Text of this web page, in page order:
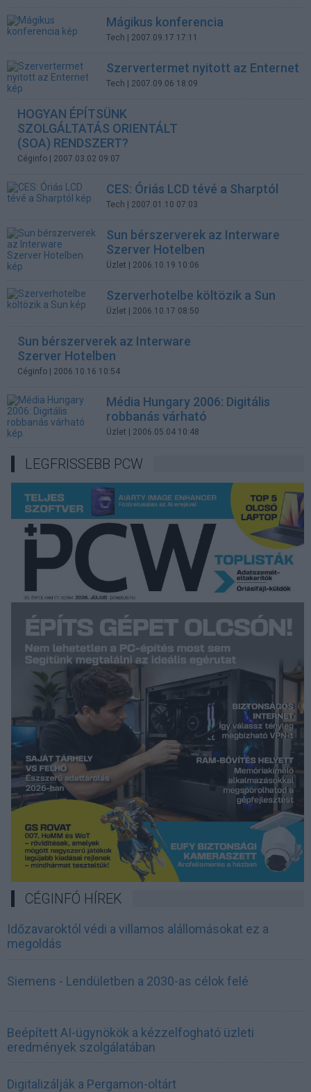
Mágikus konferencia
Tech | 2007.09.17 17:11
Szervertermet nyitott az Enternet
Tech | 2007.09.06 18:09
HOGYAN ÉPÍTSÜNK
SZOLGÁLTATÁS ORIENTÁLT
(SOA) RENDSZERT?
Céginfo | 2007.03.02 09:07
CES: Óriás LCD tévé a Sharptól
Tech | 2007.01.10 07:03
Sun bérszerverek az Interware
Szerver Hotelben
Üzlet | 2006.10.19 10:06
Szerverhotelbe költözik a Sun
Üzlet | 2006.10.17 08:50
Sun bérszerverek az Interware
Szerver Hotelben
Céginfo | 2006.10.16 10:54
Média Hungary 2006: Digitális
robbanás várható
Üzlet | 2006.05.04 10:48
LEGFRISSEBB PCW
CÉGINFÓ HÍREK
Időzavaroktól védi a villamos alállomásokat ez a
megoldás
Siemens - Lendületben a 2030-as célok felé
Beépített AI-ügynökök a kézzelfogható üzleti
eredmények szolgálatában
Digitalizálják a Pergamon-oltárt